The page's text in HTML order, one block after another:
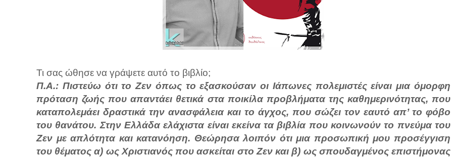
Τι σας ώθησε να γράψετε αυτό το βιβλίο;
Π.Α.: Πιστεύω ότι το Ζεν όπως το εξασκούσαν οι Ιάπωνες πολεμιστές είναι μια όμορφη
πρόταση ζωής που απαντάει θετικά στα ποικίλα προβλήματα της καθημερινότητας, που
καταπολεμάει δραστικά την ανασφάλεια και το άγχος, που σώζει τον εαυτό απ’ το φόβο
του θανάτου. Στην Ελλάδα ελάχιστα είναι εκείνα τα βιβλία που κοινωνούν το πνεύμα του
Ζεν με απλότητα και κατανόηση. Θεώρησα λοιπόν ότι μια προσωπική μου προσέγγιση
του θέματος α) ως Χριστιανός που ασκείται στο Ζεν και β) ως σπουδαγμένος επιστήμονας